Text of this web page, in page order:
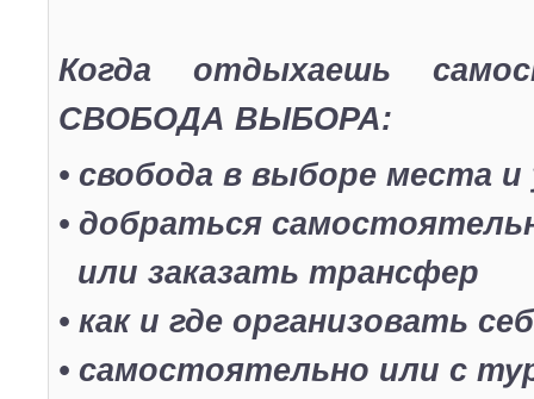
Когда отдыхаешь
СВОБОДА ВЫБОРА:
• свобода в выборе места
• добраться
или заказать трансфер
• как и где организовать
• самостоятельно или с